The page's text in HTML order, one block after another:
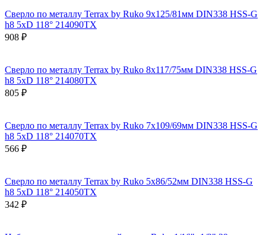
Сверло по металлу Terrax by Ruko 9x125/81мм DIN338 HSS-G
h8 5xD 118° 214090TX
908 ₽
Сверло по металлу Terrax by Ruko 8x117/75мм DIN338 HSS-G
h8 5xD 118° 214080TX
805 ₽
Сверло по металлу Terrax by Ruko 7x109/69мм DIN338 HSS-G
h8 5xD 118° 214070TX
566 ₽
Сверло по металлу Terrax by Ruko 5x86/52мм DIN338 HSS-G
h8 5xD 118° 214050TX
342 ₽